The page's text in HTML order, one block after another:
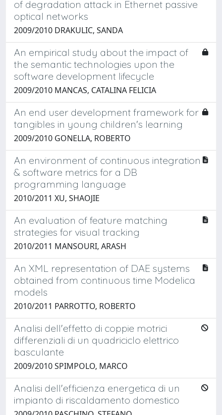
of degradation attack in Ethernet passive
optical networks
2009/2010 DRAKULIC, SANDA
An empirical study about the impact of
the semantic technologies upon the
software development lifecycle
2009/2010 MANCAS, CATALINA FELICIA
An end user development framework for
tangibles in young children's learning
2009/2010 GONELLA, ROBERTO
An environment of continuous integration
& software metrics for a DB
programming language
2010/2011 XU, SHAOJIE
An evaluation of feature matching
strategies for visual tracking
2010/2011 MANSOURI, ARASH
An XML representation of DAE systems
obtained from continuous time Modelica
models
2010/2011 PARROTTO, ROBERTO
Analisi dell'effetto di coppie motrici
differenziali di un quadriciclo elettrico
basculante
2009/2010 SPIMPOLO, MARCO
Analisi dell'efficienza energetica di un
impianto di riscaldamento domestico